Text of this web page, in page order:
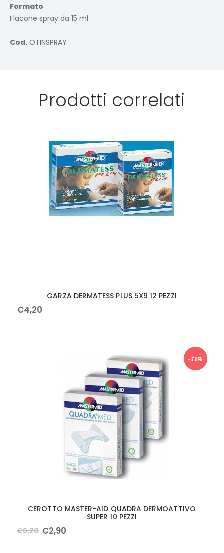
Formato
Flacone spray da 15 ml.
Cod. OTINSPRAY
Prodotti correlati
GARZA DERMATESS PLUS 5X9 12 PEZZI
€4,20
-53%
CEROTTO MASTER-AID QUADRA DERMOATTIVO
SUPER 10 PEZZI
€6,20 €2,90